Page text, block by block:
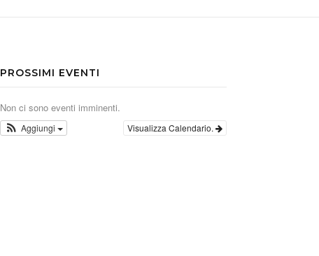
PROSSIMI EVENTI
Non ci sono eventi imminenti.
Visualizza Calendario.
Aggiungi